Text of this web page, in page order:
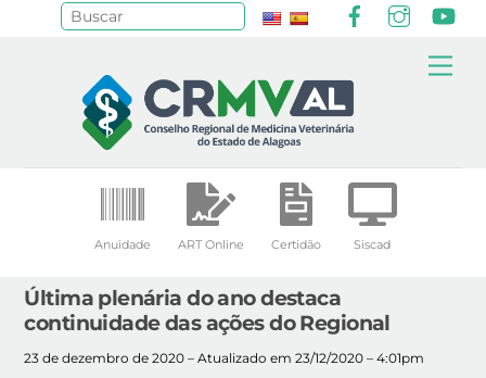
Anuidade ART Online Certidão Siscad
Última plenária do ano destaca
continuidade das ações do Regional
23 de dezembro de 2020 – Atualizado em 23/12/2020 – 4:01pm